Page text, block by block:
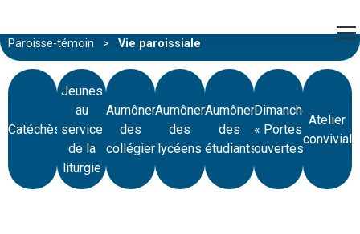
Paroisse-témoin > Vie paroissiale
Catéchèse
Jeunes
au
service
de la
liturgie
Aumônerie
des
collégiens
Aumônerie
des
lycéens
Aumônerie
des
étudiants
Dimanche
« Portes
ouvertes »
Atelier
conviviale